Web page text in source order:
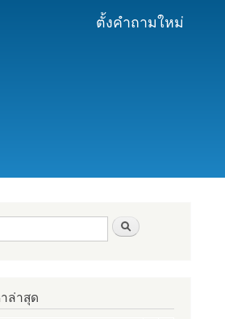
ตั้งคำถามใหม่
า
ล่าสุด